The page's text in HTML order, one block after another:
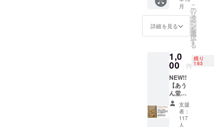
上げたいと
で日々過ご
が、今はコ
ロナ禍との
しなければ
いけませ
ん。前職の
経験とツテ
いとい
うお気
持ちで
ご賛同
方はこ
ちらを
お願い
いたし
ます ご
支援い
ただい
た皆様
には、
プロ
月
詳細を見る
こ
の
リ
タ
ー
ン
を
選
択
す
る
1,0
00 円
残り
183
NEW!!
【あう
ん堂オ
リジナ
ルチー
ズイカ
(18g x3
支援
者：
117
人